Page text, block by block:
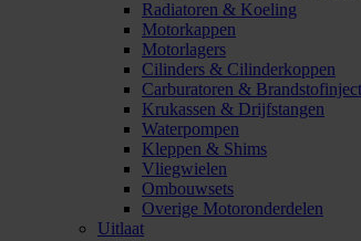
Radiatoren & Koeling
Motorkappen
Motorlagers
Cilinders & Cilinderkoppen
Carburatoren &
Krukassen & Drijfstangen
Waterpompen
Kleppen & Shims
Vliegwielen
Ombouwsets
Overige Motoronderdelen
Uitlaat